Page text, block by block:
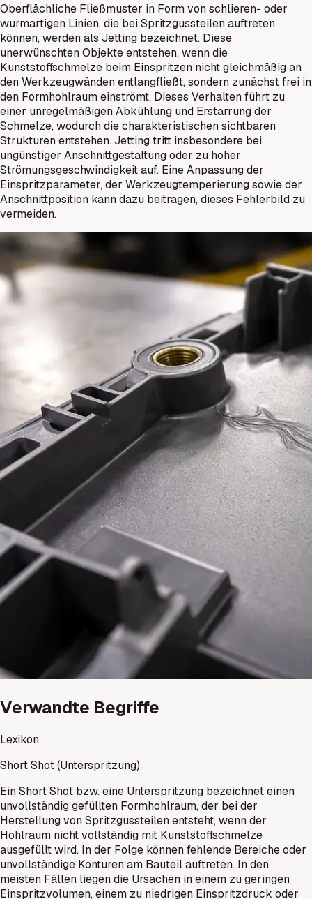
Oberflächliche Fließmuster in Form von schlieren- oder
wurmartigen Linien, die bei Spritzgussteilen auftreten
können, werden als Jetting bezeichnet. Diese
unerwünschten Objekte entstehen, wenn die
Kunststoffschmelze beim Einspritzen nicht gleichmäßig an
den Werkzeugwänden entlangfließt, sondern zunächst frei in
den Formhohlraum einströmt. Dieses Verhalten führt zu
einer unregelmäßigen Abkühlung und Erstarrung der
Schmelze, wodurch die charakteristischen sichtbaren
Strukturen entstehen. Jetting tritt insbesondere bei
ungünstiger Anschnittgestaltung oder zu hoher
Strömungsgeschwindigkeit auf. Eine Anpassung der
Einspritzparameter, der Werkzeugtemperierung sowie der
Anschnittposition kann dazu beitragen, dieses Fehlerbild zu
vermeiden.
Verwandte Begriffe
Lexikon
Short Shot (Unterspritzung)
Ein Short Shot bzw. eine Unterspritzung bezeichnet einen
unvollständig gefüllten Formhohlraum, der bei der
Herstellung von Spritzgussteilen entsteht, wenn der
Hohlraum nicht vollständig mit Kunststoffschmelze
ausgefüllt wird. In der Folge können fehlende Bereiche oder
unvollständige Konturen am Bauteil auftreten. In den
meisten Fällen liegen die Ursachen in einem zu geringen
Einspritzvolumen, einem zu niedrigen Einspritzdruck oder